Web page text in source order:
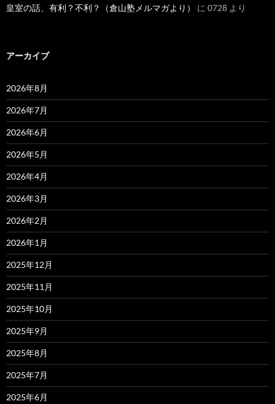
皇室の話、有利？不利？（倉山塾メルマガより） に 0728 より
アーカイブ
2026年8月
2026年7月
2026年6月
2026年5月
2026年4月
2026年3月
2026年2月
2026年1月
2025年12月
2025年11月
2025年10月
2025年9月
2025年8月
2025年7月
2025年6月